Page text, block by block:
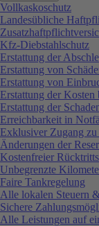
Vollkaskoschutz
Landesübliche
Kfz-Diebstahlschutz
Erstattung der
Erstattung von
Erstattung von
Erstattung der Kosten
Erstattung der
Erreichbarkeit in
Exklusiver Zugang
Änderungen der
Kostenfreier
Unbegrenzte
Faire Tankregelung
Alle lokalen Steuern
Sichere
Alle Leistungen auf